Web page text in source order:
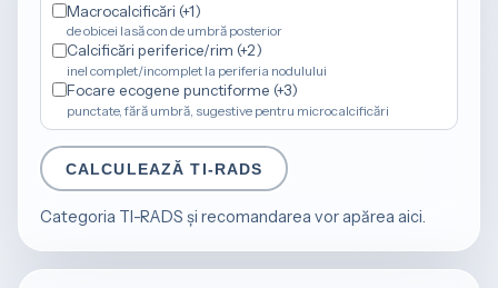
Macrocalcificări (+1)
de obicei lasă con de umbră posterior
Calcificări periferice/rim (+2)
inel complet/incomplet la periferia nodulului
Focare ecogene punctiforme (+3)
punctate, fără umbră, sugestive pentru microcalcificări
CALCULEAZĂ TI-RADS
Categoria TI-RADS și recomandarea vor apărea aici.